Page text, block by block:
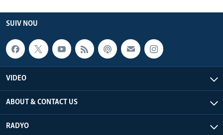
SUIV NOU
VIDEO
ABOUT & CONTACT US
RADYO